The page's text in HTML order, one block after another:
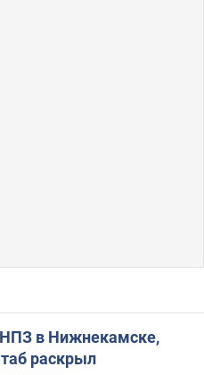
в Нижнекамске,
раскрыл